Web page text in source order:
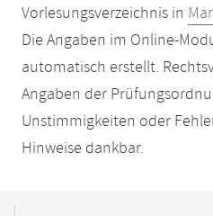
Vorlesungsverzeichnis in
Die Angaben im Online-
automatisch erstellt.
Angaben der
Unstimmigkeiten oder
Hinweise dankbar.